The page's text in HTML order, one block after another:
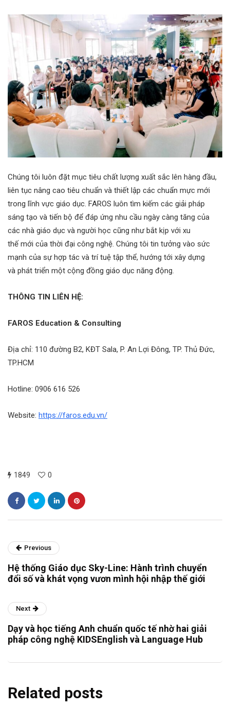
Chúng tôi luôn đặt mục tiêu chất lượng xuất sắc lên hàng đầu,
liên tục nâng cao tiêu chuẩn và thiết lập các chuẩn mực mới
trong lĩnh vực giáo dục. FAROS luôn tìm kiếm các giải pháp
sáng tạo và tiến bộ để đáp ứng nhu cầu ngày càng tăng của
các nhà giáo dục và người học cũng như bắt kịp với xu
thế mới của thời đại công nghệ. Chúng tôi tin tưởng vào sức
mạnh của sự hợp tác và trí tuệ tập thể, hướng tới xây dựng
và phát triển một cộng đồng giáo dục năng động.
THÔNG TIN LIÊN HỆ:
FAROS Education & Consulting
Địa chỉ: 110 đường B2, KĐT Sala, P. An Lợi Đông, TP. Thủ Đức,
TP.HCM
Hotline: 0906 616 526
Website: https://faros.edu.vn/
1849 0
Previous
Hệ thống Giáo dục Sky-Line: Hành trình chuyển
đổi số và khát vọng vươn mình hội nhập thế giới
Next
Dạy và học tiếng Anh chuẩn quốc tế nhờ hai giải
pháp công nghệ KIDSEnglish và Language Hub
Related posts